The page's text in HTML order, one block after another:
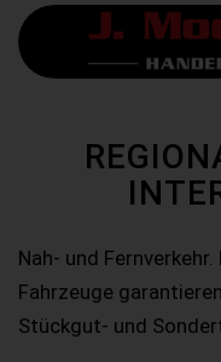
Nah- und
Fahrzeuge
Stückgut- und